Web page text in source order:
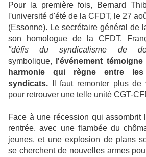
Pour la première fois, Bernard
l'université d'été de la CFDT, le 27
(Essonne). Le secrétaire général de
son homologue de la CFDT,
"défis du syndicalisme de
symbolique,
l'événement
harmonie qui règne entre
syndicats. Il faut remonter plus de
pour retrouver une telle unité CGT-
Face à une récession qui assombrit
rentrée, avec une flambée du
jeunes, et une explosion de plans
se cherchent de nouvelles armes